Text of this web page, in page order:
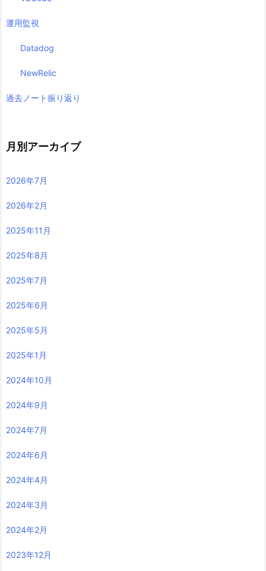
運用監視
Datadog
NewRelic
過去ノート振り返り
月別アーカイブ
2026年7月
2026年2月
2025年11月
2025年8月
2025年7月
2025年6月
2025年5月
2025年1月
2024年10月
2024年9月
2024年7月
2024年6月
2024年4月
2024年3月
2024年2月
2023年12月